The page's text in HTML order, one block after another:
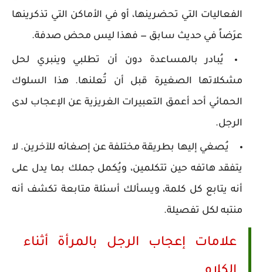
الفعاليات التي تحضرينها، أو في الأماكن التي تذكرينها
عرَضاً في حديث سابق — فهذا ليس محض صدفة.
يُبادر بالمساعدة دون أن تطلبي وينبري لحل
مشكلاتها الصغيرة قبل أن تُعلنها. هذا السلوك
الحمائي أحد أعمق التعبيرات الغريزية عن الإعجاب لدى
الرجل.
يُصغي إليها بطريقة مختلفة عن إصغائه للآخرين. لا
يتفقد هاتفه حين تتكلمين، ويُكمل جملك بما يدل على
أنه يتابع كل كلمة، ويسألك أسئلة متابعة تكشف أنه
منتبه لكل تفصيلة.
علامات إعجاب الرجل بالمرأة أثناء